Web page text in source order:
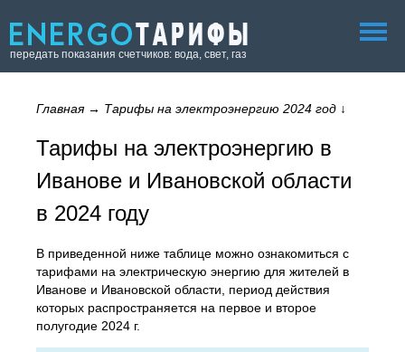
передать показания счетчиков: вода, свет, газ
Главная→ Тарифы на электроэнергию 2024 год ↓
Тарифы на электроэнергию в
Иванове и Ивановской области
в 2024 году
В приведенной ниже таблице можно ознакомиться с
тарифами на электрическую энергию для жителей в
Иванове и Ивановской области, период действия
которых распространяется на первое и второе
полугодие 2024 г.